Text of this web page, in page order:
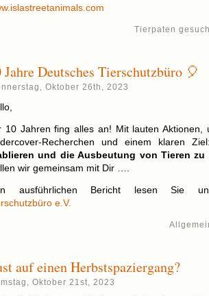
Tierpaten
Jahre Deutsches Tierschutzbüro 🎈
Oktober 26th, 2023
10 Jahren fing alles an! Mit lauten Aktionen,
Recherchen und einem klaren
und die Ausbeutung von Tieren
wir gemeinsam mit Dir ….
ausführlichen Bericht lesen Sie
e.V.
auf einen Herbstspaziergang?
Oktober 21st, 2023